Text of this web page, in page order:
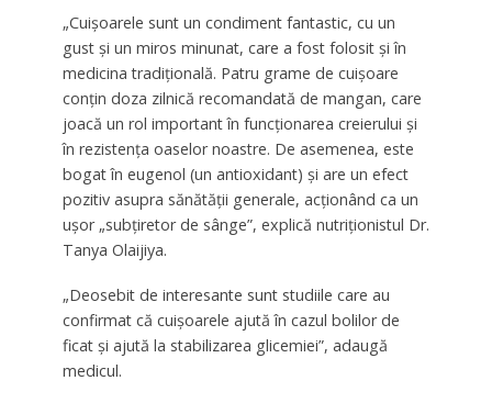
„Cuișoarele sunt un condiment fantastic, cu un
gust și un miros minunat, care a fost folosit și în
medicina tradițională. Patru grame de cuișoare
conțin doza zilnică recomandată de mangan, care
joacă un rol important în funcționarea creierului și
în rezistența oaselor noastre. De asemenea, este
bogat în eugenol (un antioxidant) și are un efect
pozitiv asupra sănătății generale, acționând ca un
ușor „subțiretor de sânge”, explică nutriționistul Dr.
Tanya Olaijiya.
„Deosebit de interesante sunt studiile care au
confirmat că cuișoarele ajută în cazul bolilor de
ficat și ajută la stabilizarea glicemiei”, adaugă
medicul.